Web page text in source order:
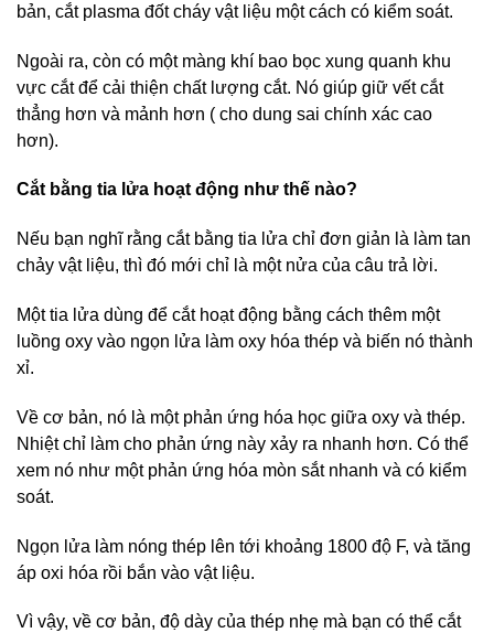
bản, cắt plasma đốt cháy vật liệu một cách có kiểm soát.
Ngoài ra, còn có một màng khí bao bọc xung quanh khu
vực cắt để cải thiện chất lượng cắt. Nó giúp giữ vết cắt
thẳng hơn và mảnh hơn ( cho dung sai chính xác cao
hơn).
Cắt bằng tia lửa hoạt động như thế nào?
Nếu bạn nghĩ rằng cắt bằng tia lửa chỉ đơn giản là làm tan
chảy vật liệu, thì đó mới chỉ là một nửa của câu trả lời.
Một tia lửa dùng để cắt hoạt động bằng cách thêm một
luồng oxy vào ngọn lửa làm oxy hóa thép và biến nó thành
xỉ.
Về cơ bản, nó là một phản ứng hóa học giữa oxy và thép.
Nhiệt chỉ làm cho phản ứng này xảy ra nhanh hơn. Có thể
xem nó như một phản ứng hóa mòn sắt nhanh và có kiểm
soát.
Ngọn lửa làm nóng thép lên tới khoảng 1800 độ F, và tăng
áp oxi hóa rồi bắn vào vật liệu.
Vì vậy, về cơ bản, độ dày của thép nhẹ mà bạn có thể cắt